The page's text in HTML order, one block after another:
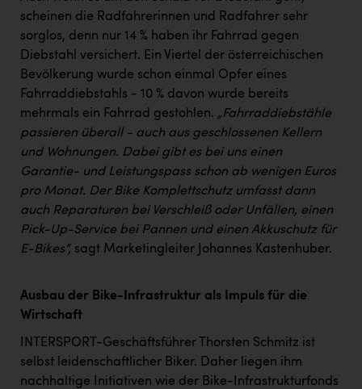
scheinen die Radfahrerinnen und Radfahrer sehr
sorglos, denn nur 14 % haben ihr Fahrrad gegen
Diebstahl versichert. Ein Viertel der österreichischen
Bevölkerung wurde schon einmal Opfer eines
Fahrraddiebstahls - 10 % davon wurde bereits
mehrmals ein Fahrrad gestohlen. „Fahrraddiebstähle
passieren überall - auch aus geschlossenen Kellern
und Wohnungen. Dabei gibt es bei uns einen
Garantie- und Leistungspass schon ab wenigen Euros
pro Monat. Der Bike Komplettschutz umfasst dann
auch Reparaturen bei Verschleiß oder Unfällen, einen
Pick-Up-Service bei Pannen und einen Akkuschutz für
E-Bikes“, sagt Marketingleiter Johannes Kastenhuber.
Ausbau der Bike-Infrastruktur als Impuls für die
Wirtschaft
INTERSPORT-Geschäftsführer Thorsten Schmitz ist
selbst leidenschaftlicher Biker. Daher liegen ihm
nachhaltige Initiativen wie der Bike-Infrastrukturfonds